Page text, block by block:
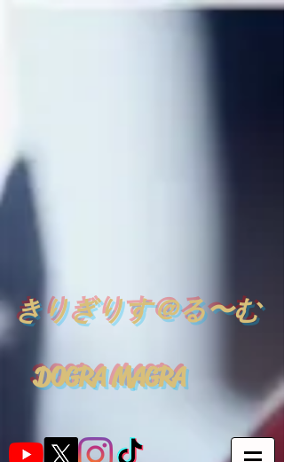
​きりぎりす＠る〜む
DOGRA MAGRA